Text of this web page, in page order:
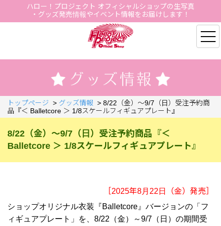
ハロー！プロジェクト オフィシャルショップの生写真
・グッズ発売情報やイベント情報をお届けします！
Hello Project Official
トップページ > グッズ情報 > 8/22（金）～9/7（日）受注予約商
品『＜ Balletcore ＞ 1/8スケールフィギュアプレート』
8/22（金）～9/7（日）受注予約商品『＜
Balletcore ＞ 1/8スケールフィギュアプレート』
［2025年8月22日（金）発売］
ショップオリジナル衣装『Balletcore』バージョンの「フ
ィギュアプレート」を、8/22（金）～9/7（日）の期間受